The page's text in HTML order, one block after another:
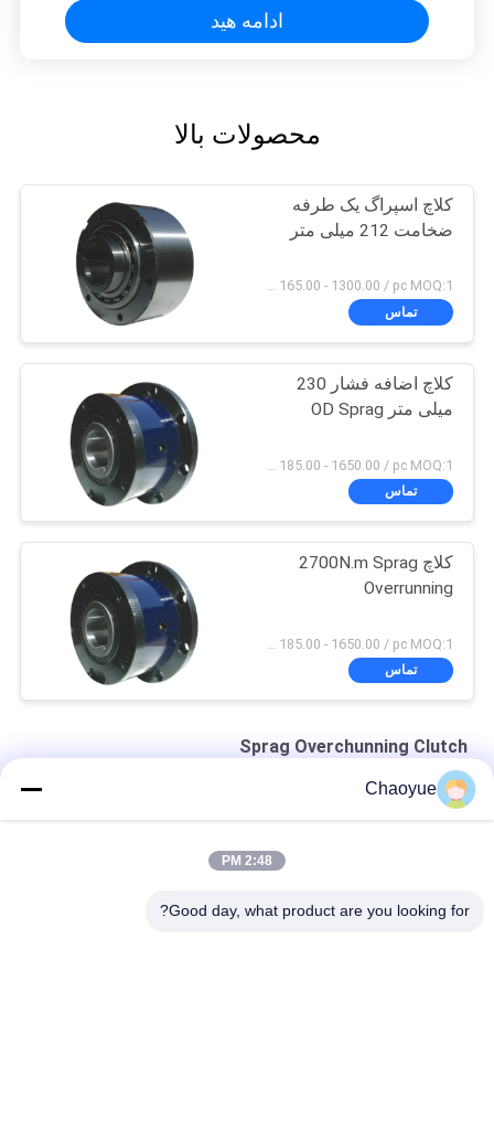
ادامه هید
محصولات بالا
کلاچ اسپراگ یک طرفه
ضخامت 212 میلی متر
USD 165.00 - 1300.00 / pc MOQ:1 کامپیوتر
تماس
کلاچ اضافه فشار 230
میلی متر OD Sprag
تماس
کلاچ 2700N.m Sprag
Overrunning
تماس
Sprag Overchunning Clutch
15100 N.M قطر بیرونی 310 میلی متر Sprag کلاچ مشکی
طرفه
Chaoyue
2:48 PM
Good day, what product are you looking for?